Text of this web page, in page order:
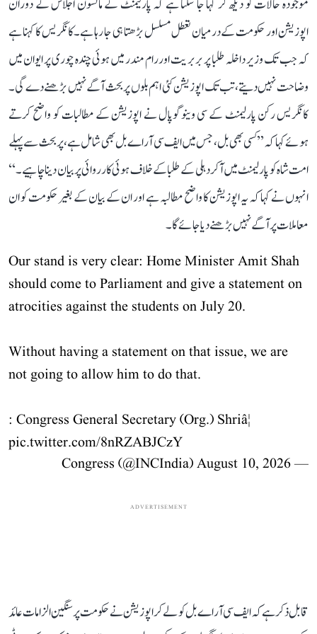
موجودہ حالات کو دیکھ کر کہا جا سکتا ہے کہ پارلیمنٹ کے مانسون اجلاس کے دوران
اپوزیشن اور حکومت کے درمیان تعطل مسلسل بڑھتا ہی جا رہا ہے۔ کانگریس کا کہنا ہے
کہ جب تک وزیر داخلہ طلبا پر بربریت اور رام مندر میں ہوئی چندہ چوری پر ایوان میں
وضاحت نہیں دیتے، تب تک اپوزیشن کئی اہم بلوں پر بحث آگے نہیں بڑھنے دے گی۔
کانگریس رکن پارلیمنٹ کے سی وینوگوپال نے اپوزیشن کے مطالبات کو واضح کرتے
ہوئے کہا کہ ’’کسی بھی بل، جس میں ایف سی آر اے بل بھی شامل ہے، پر بحث سے پہلے
امت شاہ کو پارلیمنٹ میں آکر دہلی کے طلبا کے خلاف ہوئی کارروائی پر بیان دینا چاہیے۔‘‘
انہوں نے کہا کہ یہ اپوزیشن کا واضح مطالبہ ہے اور ان کے بیان کے بغیر حکومت کو ان
معاملات پر آگے نہیں بڑھنے دیا جائے گا۔
Our stand is very clear: Home Minister Amit Shah
should come to Parliament and give a statement on
atrocities against the students on July 20.
Without having a statement on that issue, we are
not going to allow him to do that.
: Congress General Secretary (Org.) Shriâ¦
pic.twitter.com/8nRZABJCzY
— Congress (@INCIndia)
August 10, 2026
ADVERTISEMENT
قابل ذکر ہے کہ ایف سی آر اے بل کو لے کر اپوزیشن نے حکومت پر سنگین الزامات عائد